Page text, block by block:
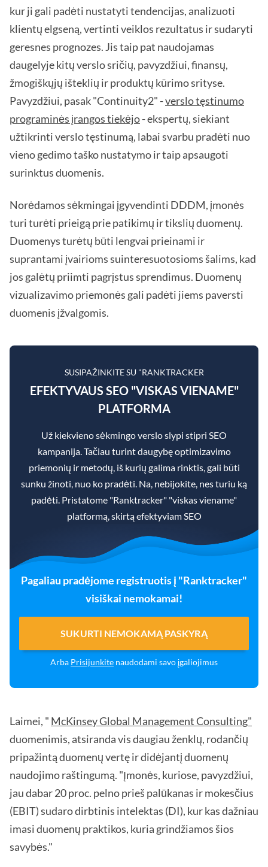
kur ji gali padėti nustatyti tendencijas, analizuoti
klientų elgseną, vertinti veiklos rezultatus ir sudaryti
geresnes prognozes. Jis taip pat naudojamas
daugelyje kitų verslo sričių, pavyzdžiui, finansų,
žmogiškųjų išteklių ir produktų kūrimo srityse.
Pavyzdžiui, pasak "Continuity2" -verslo tęstinumo
programinės įrangos tiekėjo- ekspertų, siekiant
užtikrinti verslo tęstinumą, labai svarbu pradėti nuo
vieno gedimo taško nustatymo ir taip apsaugoti
surinktus duomenis.
Norėdamos sėkmingai įgyvendinti DDDM, įmonės
turi turėti prieigą prie patikimų ir tikslių duomenų.
Duomenys turėtų būti lengvai prieinami ir
suprantami įvairioms suinteresuotosioms šalims, kad
jos galėtų priimti pagrįstus sprendimus. Duomenų
vizualizavimo priemonės gali padėti jiems paversti
duomenis įžvalgomis.
SUSIPAŽINKITE SU "RANKTRACKER
EFEKTYVAUS SEO "VISKAS VIENAME"
PLATFORMA
Už kiekvieno sėkmingo verslo slypi stipri SEO
kampanija. Tačiau turint daugybę optimizavimo
priemonių ir metodų, iš kurių galima rinktis, gali būti
sunku žinoti, nuo ko pradėti. Na, nebijokite, nes turiu ką
padėti. Pristatome "Ranktracker" "viskas viename"
platformą, skirtą efektyviam SEO
Pagaliau pradėjome registruotis į "Ranktracker"
visiškai nemokamai!
SUKURTI NEMOKAMĄ PASKYRĄ
Arba Prisijunkite naudodami savo įgaliojimus
Laimei, " McKinsey Global Management Consulting"
duomenimis, atsiranda vis daugiau ženklų, rodančių
pripažintą duomenų vertę ir didėjantį duomenų
naudojimo raštingumą. "Įmonės, kuriose, pavyzdžiui,
jau dabar 20 proc. pelno prieš palūkanas ir mokesčius
(EBIT) sudaro dirbtinis intelektas (DI), kur kas dažniau
imasi duomenų praktikos, kuria grindžiamos šios
savybės."